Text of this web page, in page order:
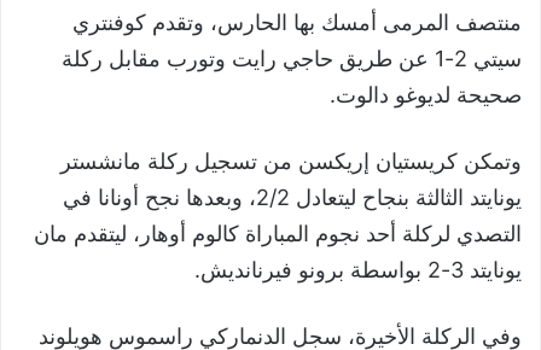
منتصف المرمى أمسك بها الحارس، وتقدم كوفنتري
سيتي 2-1 عن طريق حاجي رايت وتورب مقابل ركلة
صحيحة لديوغو دالوت.
وتمكن كريستيان إريكسن من تسجيل ركلة مانشستر
يونايتد الثالثة بنجاح ليتعادل 2/2، وبعدها نجح أونانا في
التصدي لركلة أحد نجوم المباراة كالوم أوهار، ليتقدم مان
يونايتد 3-2 بواسطة برونو فيرنانديش.
وفي الركلة الأخيرة، سجل الدنماركي راسموس هويلوند